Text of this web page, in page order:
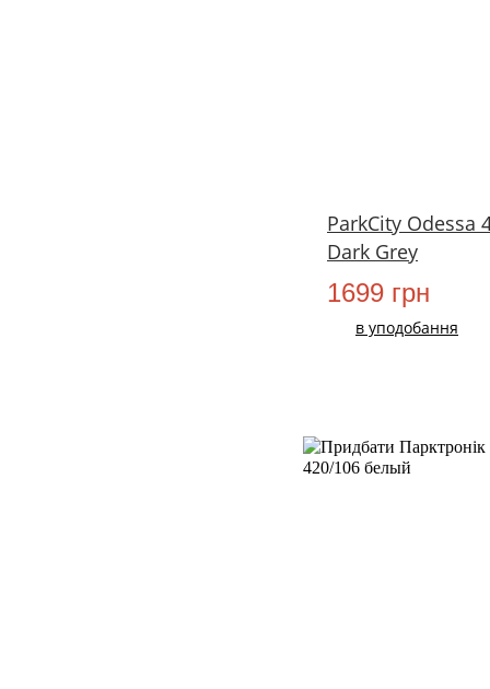
ParkCity Odessa
Dark Grey
1699 грн
в уподобання